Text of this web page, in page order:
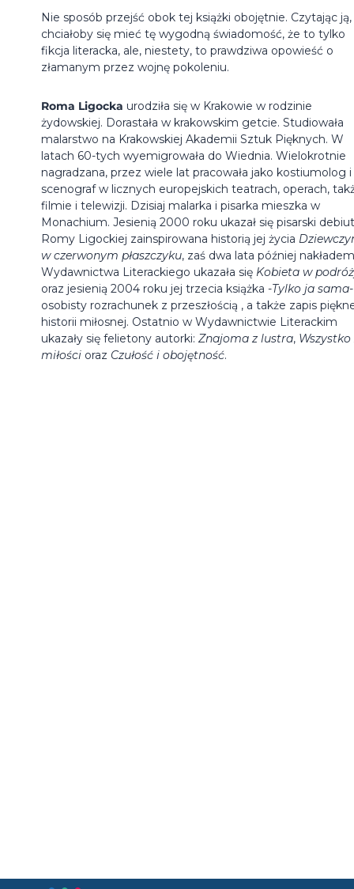
Nie sposób przejść obok tej książki obojętnie. Czytając ją,
chciałoby się mieć tę wygodną świadomość, że to tylko
fikcja literacka, ale, niestety, to prawdziwa opowieść o
złamanym przez wojnę pokoleniu.
Roma Ligocka urodziła się w Krakowie w rodzinie
żydowskiej. Dorastała w krakowskim getcie. Studiowała
malarstwo na Krakowskiej Akademii Sztuk Pięknych. W
latach 60-tych wyemigrowała do Wiednia. Wielokrotnie
nagradzana, przez wiele lat pracowała jako kostiumolog i
scenograf w licznych europejskich teatrach, operach,
filmie i telewizji. Dzisiaj malarka i pisarka mieszka w
Monachium. Jesienią 2000 roku ukazał się pisarski debiut
Romy Ligockiej zainspirowana historią jej życia
w czerwonym płaszczyku, zaś dwa lata później nakładem
Wydawnictwa Literackiego ukazała się Kobieta w
oraz jesienią 2004 roku jej trzecia książka -Tylko ja sama-
osobisty rozrachunek z przeszłością , a także zapis
historii miłosnej. Ostatnio w Wydawnictwie Literackim
ukazały się felietony autorki: Znajoma z lustra, Wszystko
miłości oraz Czułość i obojętność.